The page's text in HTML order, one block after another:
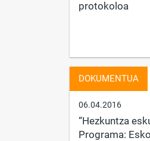
protokoloa
DOKUMENTUA
06.04.2016
“Hezkuntza
Programa: